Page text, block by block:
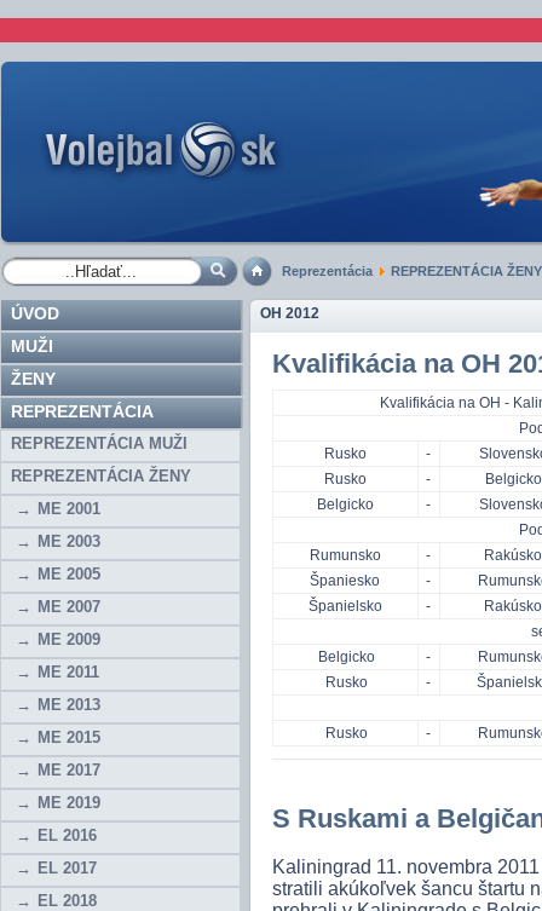
Reprezentácia REPREZENTÁCIA ŽENY
ÚVOD
MUŽI
ŽENY
REPREZENTÁCIA
REPREZENTÁCIA MUŽI
REPREZENTÁCIA ŽENY
ME 2001
ME 2003
ME 2005
ME 2007
ME 2009
ME 2011
ME 2013
ME 2015
ME 2017
ME 2019
EL 2016
EL 2017
EL 2018
OH 2012
Kvalifikácia na OH
Kvalifikácia na OH -
Rusko
-
Rusko
-
Belgicko
Belgicko
-
Rumunsko
-
Rakúsko
Španiesko
-
Španielsko
-
Rakúsko
Belgicko
-
Rusko
-
Rusko -
S Ruskami a
Kaliningrad 11. novembra
stratili akúkoľvek šancu štartu